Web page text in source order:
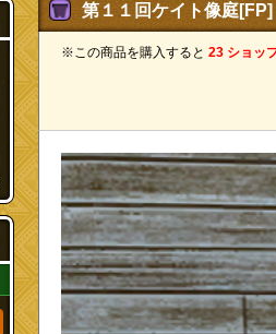
第１１回ケイト像庭[FP]
※この商品を購入すると 23 ショッ